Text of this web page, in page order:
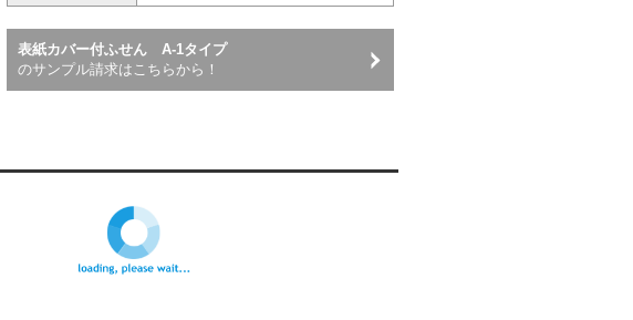
表紙カバー付ふせん A-1タイプ
のサンプル請求はこちらから！